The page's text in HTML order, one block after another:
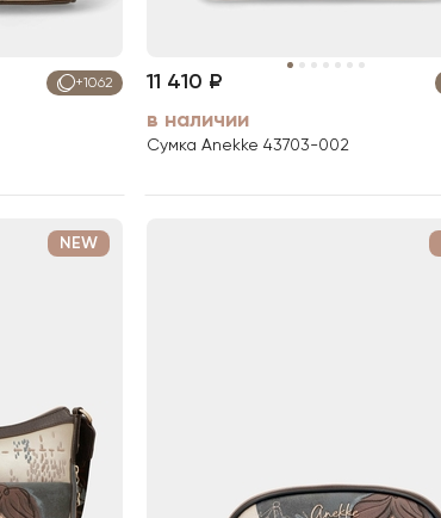
+1062
11 410 ₽
в наличии
Сумка Anekke 43703-002
NEW